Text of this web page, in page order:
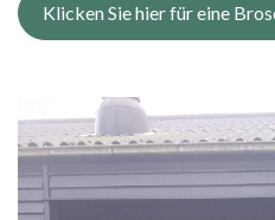
Klicken Sie hier für eine